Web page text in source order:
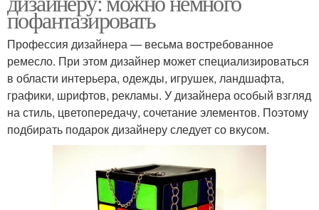
пофантазировать
Профессия дизайнера — весьма востребованное
ремесло. При этом дизайнер может специализироваться
в области интерьера, одежды, игрушек, ландшафта,
графики, шрифтов, рекламы. У дизайнера особый взгляд
на стиль, цветопередачу, сочетание элементов. Поэтому
подбирать подарок дизайнеру следует со вкусом.